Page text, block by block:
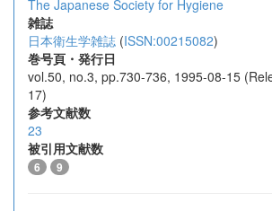
The Japanese Society for Hygiene
雑誌
日本衛生学雑誌 (ISSN:00215082)
巻号頁・発行日
vol.50, no.3, pp.730-736, 1995-08-15
17)
参考文献数
23
被引用文献数
6 9